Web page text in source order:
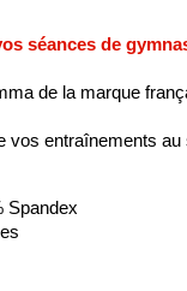
séances de
de la marque
vos entraînements
Spandex